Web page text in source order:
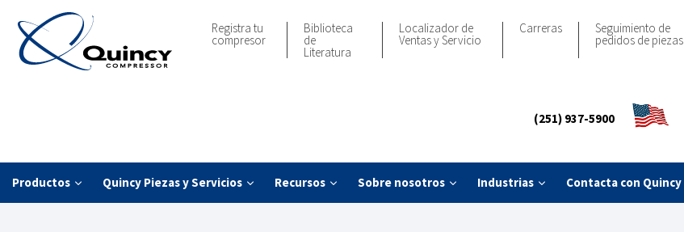
Registra tu
compresor
Biblioteca
de
Literatura
Localizador de
Ventas y Servicio
Carreras Seguimiento de
pedidos de piezas
(251) 937-5900
Productos Quincy Piezas y Servicios Recursos Sobre nosotros Industrias Contacta con Quincy